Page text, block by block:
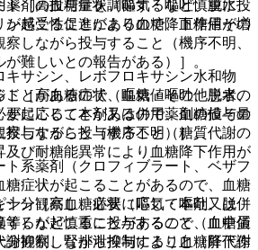
［高血糖症状（嘔気・嘔吐、脱水、
が起こることがあるので、血糖値その
しながら投与すること（機序不明、
難しいとの報告がある）］。
［高血糖症状（嘔気・嘔吐、脱水、
が起こることがあるので、血糖値その
察しながら投与すること（糖質代謝の
及び耐糖能異常により血糖降下作用が
ン［高血糖症状（嘔気・嘔吐、脱
等）が起こることがあるので、血糖値
分観察しながら投与すること（肝代謝
薬剤の投与量を調節するなど慎重に投
ン感受性促進により血糖降下作用が増
サシン、レボフロキサシン水和物
ことがあるので、血糖値その他患者の
要に応じて本剤又は併用薬剤の投与量
投与すること（機序不明）］。
系薬剤（クロフィブラート、ベザフ
糖症状が起こることがあるので、血糖
十分観察し、必要に応じて本剤又は併
するなど慎重に投与すること（血中蛋
謝抑制、腎排泄抑制により血糖降下作